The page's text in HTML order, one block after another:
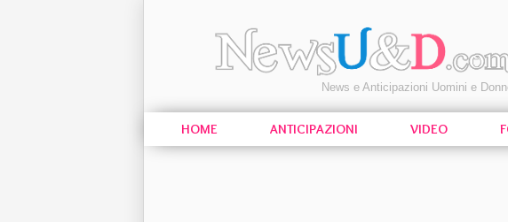
News e Anticipazioni Uomini e
HOME ANTICIPAZIONI VIDEO